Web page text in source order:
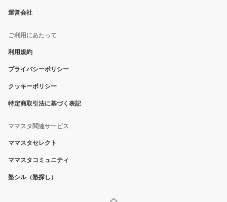
運営会社
ご利用にあたって
利用規約
プライバシーポリシー
クッキーポリシー
特定商取引法に基づく表記
ママスタ関連サービス
ママスタセレクト
ママスタコミュニティ
塾シル（塾探し）